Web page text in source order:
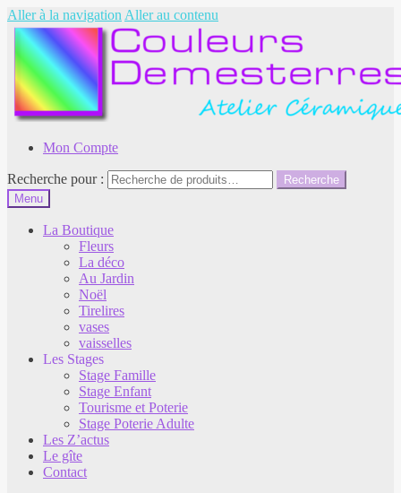
Aller à la navigation Aller au contenu
Mon Compte
Recherche pour :
Recherche
Menu
La Boutique
Fleurs
La déco
Au Jardin
Noël
Tirelires
vases
vaisselles
Les Stages
Stage Famille
Stage Enfant
Tourisme et Poterie
Stage Poterie Adulte
Les Z’actus
Le gîte
Contact